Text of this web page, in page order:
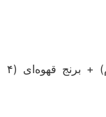
ماهی سالمون گریل شده (۱۵۰ گرم) + برنج قهوه‌ای (۴